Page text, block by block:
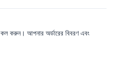
করুন। আপনার অর্ডারের বিবরণ এবং